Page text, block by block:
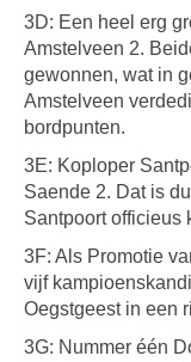
3D: Een heel erg
Amstelveen 2.
gewonnen, wat in
Amstelveen
bordpunten.
3E: Koploper
Saende 2. Dat is
Santpoort officieus
3F: Als Promotie
vijf
Oegstgeest in een
3G: Nummer één